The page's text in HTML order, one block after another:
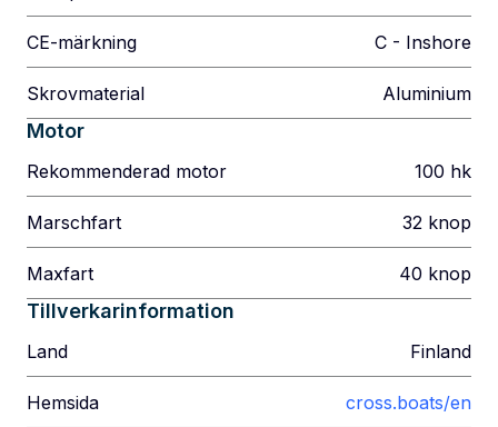
CE-märkning C - Inshore
Skrovmaterial Aluminium
Motor
Rekommenderad motor 100 hk
Marschfart 32 knop
Maxfart 40 knop
Tillverkarinformation
Land Finland
Hemsida cross.boats/en